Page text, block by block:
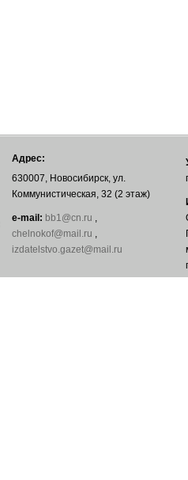
Адрес:
630007, Новосибирск, ул.
Коммунистическая, 32 (2 этаж)
е-mail: bb1@cn.ru ,
chelnokof@mail.ru ,
izdatelstvo.gazet@mail.ru